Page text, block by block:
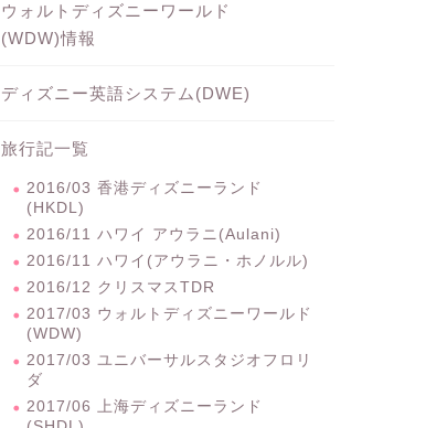
ウォルトディズニーワールド
(WDW)情報
ディズニー英語システム(DWE)
旅行記一覧
2016/03 香港ディズニーランド
(HKDL)
2016/11 ハワイ アウラニ(Aulani)
2016/11 ハワイ(アウラニ・ホノルル)
2016/12 クリスマスTDR
2017/03 ウォルトディズニーワールド
(WDW)
2017/03 ユニバーサルスタジオフロリ
ダ
2017/06 上海ディズニーランド